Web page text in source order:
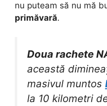
nu puteam să nu mă
primăvară.
Doua rachete
această
masivul muntos
la 10 kilometri